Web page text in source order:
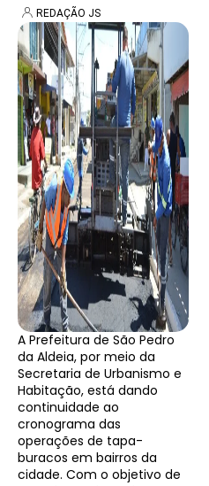
REDAÇÃO JS
A Prefeitura de São Pedro
da Aldeia, por meio da
Secretaria de Urbanismo e
Habitação, está dando
continuidade ao
cronograma das
operações de tapa-
buracos em bairros da
cidade. Com o objetivo de